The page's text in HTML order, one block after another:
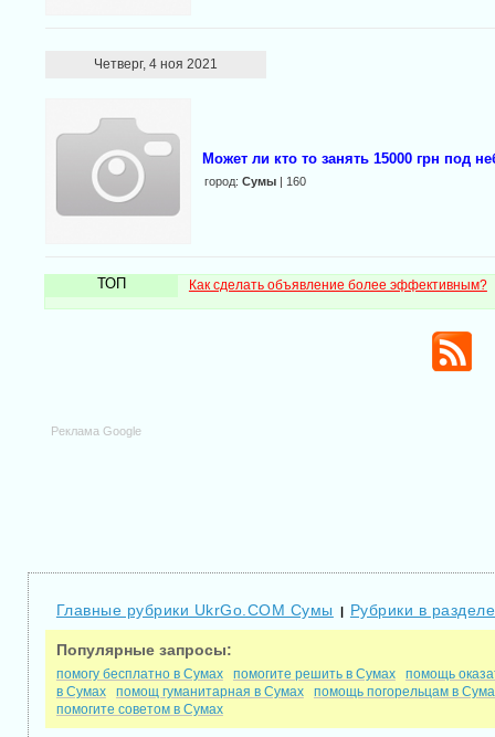
Четверг, 4 ноя 2021
Может ли кто то занять 15000 грн под
город: Сумы| 160
ТОП Как сделать объявление более эффективным?
Реклама Google
Главные рубрики UkrGo.COM Сумы | Рубрики в
Популярные запросы:
помогу бесплатно в Сумах помогите решить в Сумах
помощь
в Сумах
помощ гуманитарная в Сумах
помощь погорельцам в
помогите советом в Сумах